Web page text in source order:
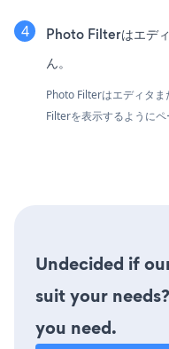
Photo Filterはエデ
ん。
Photo Filterはエディタ
Filterを表示するようにペ
Undecided if
suit your
you need.